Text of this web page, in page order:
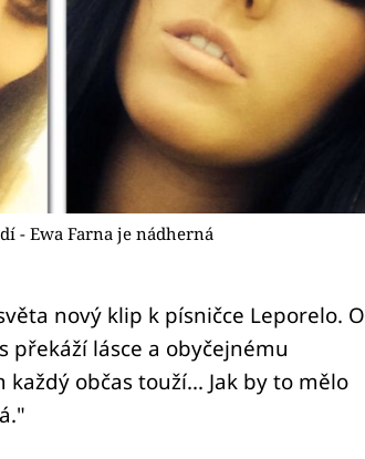
- Ewa Farna je nádherná
nový klip k písničce Leporelo. O
překáží lásce a obyčejnému
občas touží... Jak by to mělo